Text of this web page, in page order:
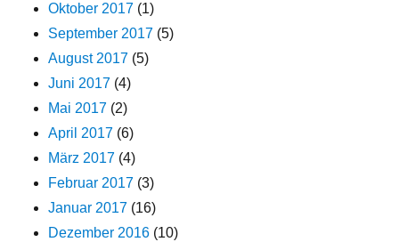
Oktober 2017 (1)
September 2017 (5)
August 2017 (5)
Juni 2017 (4)
Mai 2017 (2)
April 2017 (6)
März 2017 (4)
Februar 2017 (3)
Januar 2017 (16)
Dezember 2016 (10)